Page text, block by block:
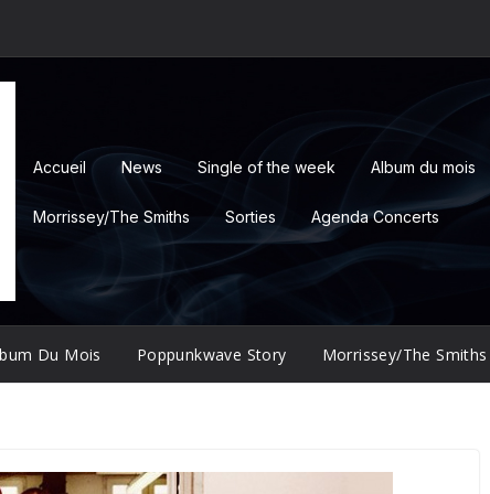
Accueil News Single of the week Album du mois
Morrissey/The Smiths Sorties Agenda Concerts
Du Mois Poppunkwave Story Morrissey/The Smiths